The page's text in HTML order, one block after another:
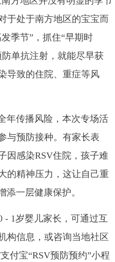
于处于南方地区的宝宝而
季节”，抓住“早期时
单抗注射，就能尽早获
导致的住院、重症等风
年传播风险，本次专场活
与预防接种。有家长表
因感染RSV住院，孩子难
的精神压力，这让自己重
添一层健康保护。
- 1岁婴儿家长，可通过互
构信息，或咨询当地社区
付宝“RSV预防预约”小程